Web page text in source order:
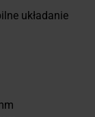
układanie